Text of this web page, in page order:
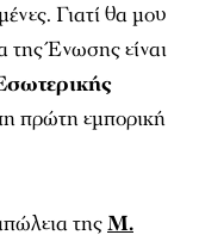
Γιατί θα μου
της Ένωσης είναι
πρώτη εμπορική
τηςΜ.